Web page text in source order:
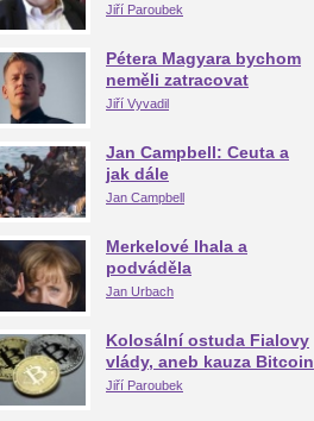
Jiří Paroubek
Pétera Magyara bychom
neměli zatracovat
Jiří Vyvadil
Jan Campbell: Ceuta a
jak dále
Jan Campbell
Merkelové lhala a
podváděla
Jan Urbach
Kolosální ostuda Fialovy
vlády, aneb kauza Bitcoin
Jiří Paroubek